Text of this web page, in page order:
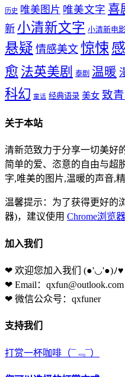
历史 唯美图片 唯美文字 喜
新 小清新文字 小清新电
悬疑 情感美文 惊悚
愈 法英美剧 泰剧 温暖
科幻 童话 经典语录 美女 致
关于本站
清新范致力于分享一切美好
简单的爱、恣意的自由与超
字,唯美的图片,温暖的声音,
温馨提示：为了获得更好的
器)，建议使用 Chrome浏览
加入我们
❤ 欢迎您加入我们 (●'◡'●)ﾉ♥
❤ Email：qxfun@outlook.com
❤ 微信公众号：qxfuner
支持我们
打赏一杯咖啡 （¯﹃¯）